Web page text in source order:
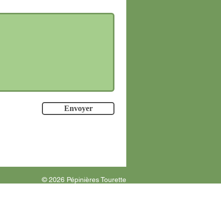
Envoyer
​​​​© 2026 Pépinières Tourette